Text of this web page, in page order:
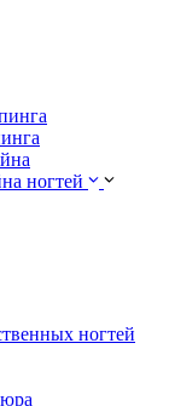
ногтей
ногтей